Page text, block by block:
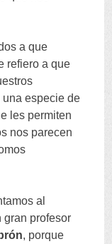
a que
refiero a que
una especie de
les permiten
nos parecen
al
gran profesor
, porque